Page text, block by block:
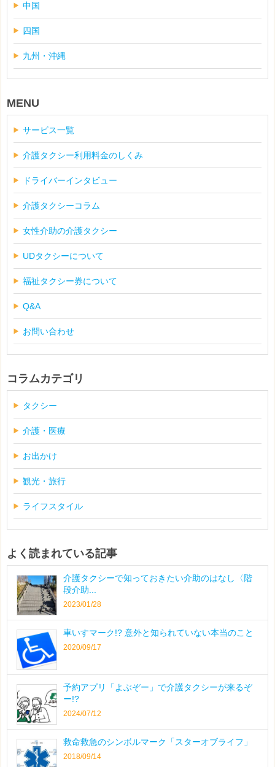
中国
四国
九州・沖縄
MENU
サービス一覧
介護タクシー利用料金のしくみ
ドライバーインタビュー
介護タクシーコラム
女性介助の介護タクシー
UDタクシーについて
福祉タクシー券について
Q&A
お問い合わせ
コラムカテゴリ
タクシー
介護・医療
お出かけ
観光・旅行
ライフスタイル
よく読まれている記事
介護タクシーで知っておきたい介助のはなし〈階
段介助...
2023/01/28
車いすマーク!? 意外と知られていない本当のこと
2020/09/17
予約アプリ「よぶぞー」で介護タクシーが来るぞ
ー!?
2024/07/12
救命救急のシンボルマーク「スターオブライフ」
2018/09/14